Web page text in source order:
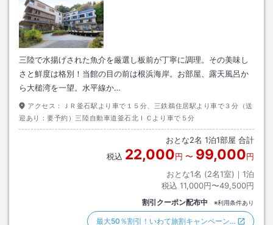
三陸で水揚げされた魚介を厳選し板前が丁寧に調理。その美味し
さと鮮度は格別！当館の目の前は根浜海岸。お部屋、露天風呂か
ら大槌湾を一望。水平線か…
アクセス：
ＪＲ釜石駅より車で１５分、三鉄鵜住居駅より車で３分（送
迎あり：要予約）三陸自動車道釜石北ＩＣより車で５分
おとな2名 1泊1部屋 合計
税込 22,000円 〜 99,000円
おとな1名 (2名1室)｜ 1泊
税込 11,000円〜49,500円
割引クーポン配布中 ※利用条件あり
最大50％割引！いわて旅割キャンペーン…